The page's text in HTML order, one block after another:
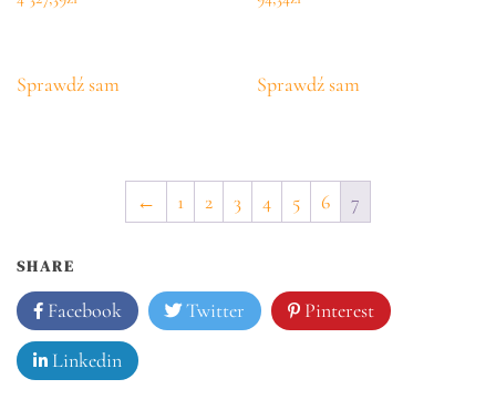
Sprawdź sam Sprawdź sam
← 1 2 3 4 5 6 7
SHARE
Facebook Twitter Pinterest
Linkedin